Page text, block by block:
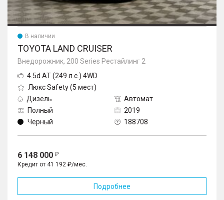
В наличии
TOYOTA LAND CRUISER
Внедорожник, 200 Series Рестайлинг 2
4.5d AT (249 л.с.) 4WD
Люкс Safety (5 мест)
Дизель
Автомат
Полный
2019
Черный
188708
6 148 000
Кредит от 41 192 ₽/мес.
Подробнее